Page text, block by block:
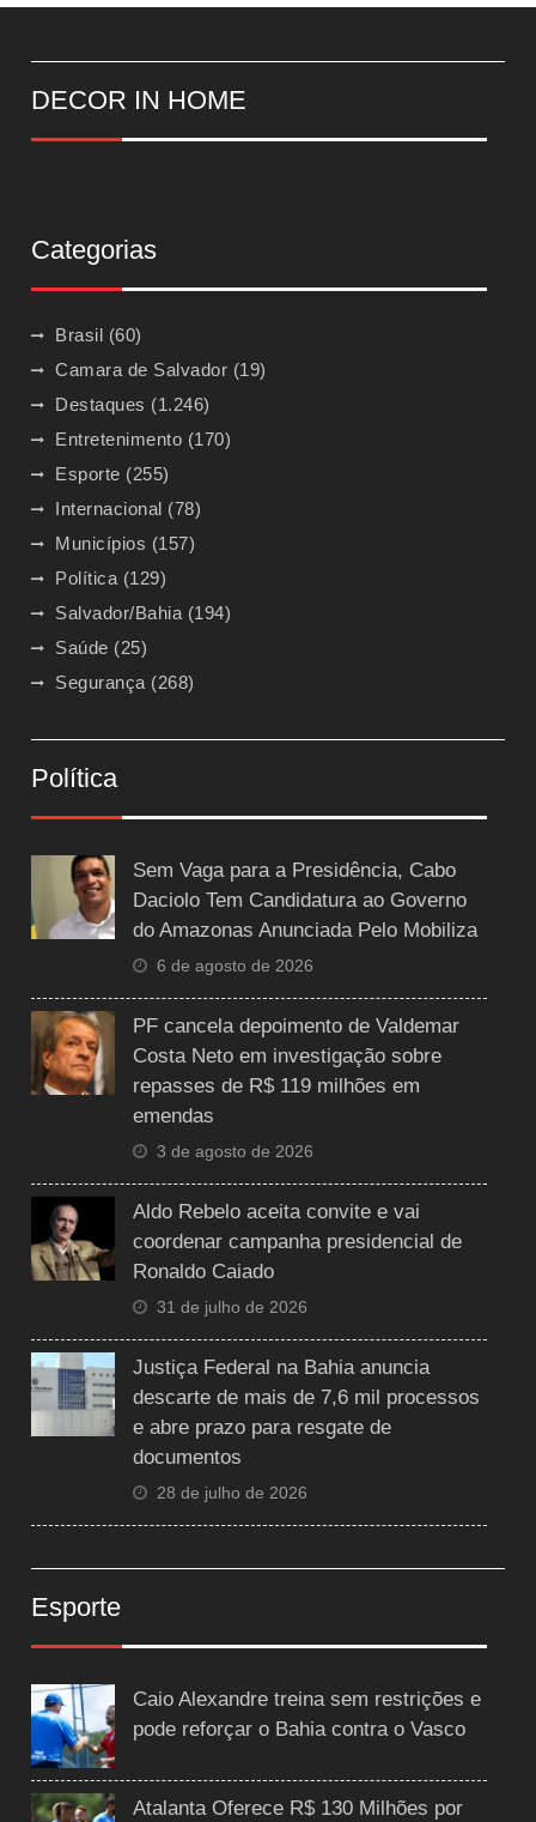
DECOR IN HOME
Categorias
Brasil (60)
Camara de Salvador (19)
Destaques (1.246)
Entretenimento (170)
Esporte (255)
Internacional (78)
Municípios (157)
Política (129)
Salvador/Bahia (194)
Saúde (25)
Segurança (268)
Política
Sem Vaga para a Presidência, Cabo
Daciolo Tem Candidatura ao Governo
do Amazonas Anunciada Pelo Mobiliza
6 de agosto de 2026
PF cancela depoimento de Valdemar
Costa Neto em investigação sobre
repasses de R$ 119 milhões em
emendas
3 de agosto de 2026
Aldo Rebelo aceita convite e vai
coordenar campanha presidencial de
Ronaldo Caiado
31 de julho de 2026
Justiça Federal na Bahia anuncia
descarte de mais de 7,6 mil processos
e abre prazo para resgate de
documentos
28 de julho de 2026
Esporte
Caio Alexandre treina sem restrições e
pode reforçar o Bahia contra o Vasco
Atalanta Oferece R$ 130 Milhões por